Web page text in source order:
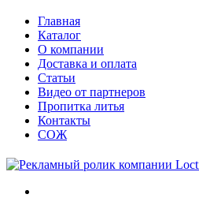
Главная
Каталог
О компании
Доставка и оплата
Статьи
Видео от партнеров
Пропитка литья
Контакты
СОЖ